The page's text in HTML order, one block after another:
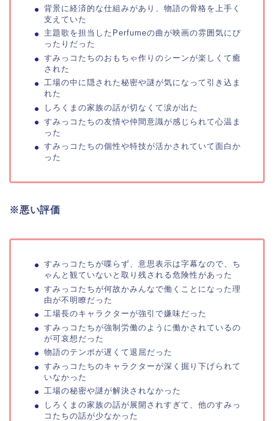
背景に経済的な仕組みがあり、物語の骨格を上手く
支えていた
主題歌を担当したPerfumeの曲が映画の雰囲気にぴ
ったりだった
すみっコたちのおもちゃ作りのシーンが楽しくて癒
された
工場の中に隠された秘密や謎が気になって引き込ま
れた
しろくまの家族の話が切なくて涙が出た
すみっコたちの友情や仲間意識が感じられて心温ま
った
すみっコたちの個性や特技が活かされていて面白か
った
※悪い評価
すみっコたちが喋らず、意思表示は字幕なので、ち
ゃんと観ていないと取り残される危険性があった
すみっコたちが何故かみんなで働くことになった理
由が不明瞭だった
工場長のキャラクターが強引で嫌味だった
すみっコたちが強制労働のように働かされているの
が可哀想だった
物語のテンポが遅くて退屈だった
すみっコたちのキャラクターが深く掘り下げられて
いなかった
工場の秘密や謎が解決されなかった
しろくまの家族の話が展開されすぎて、他のすみっ
コたちの話が少なかった